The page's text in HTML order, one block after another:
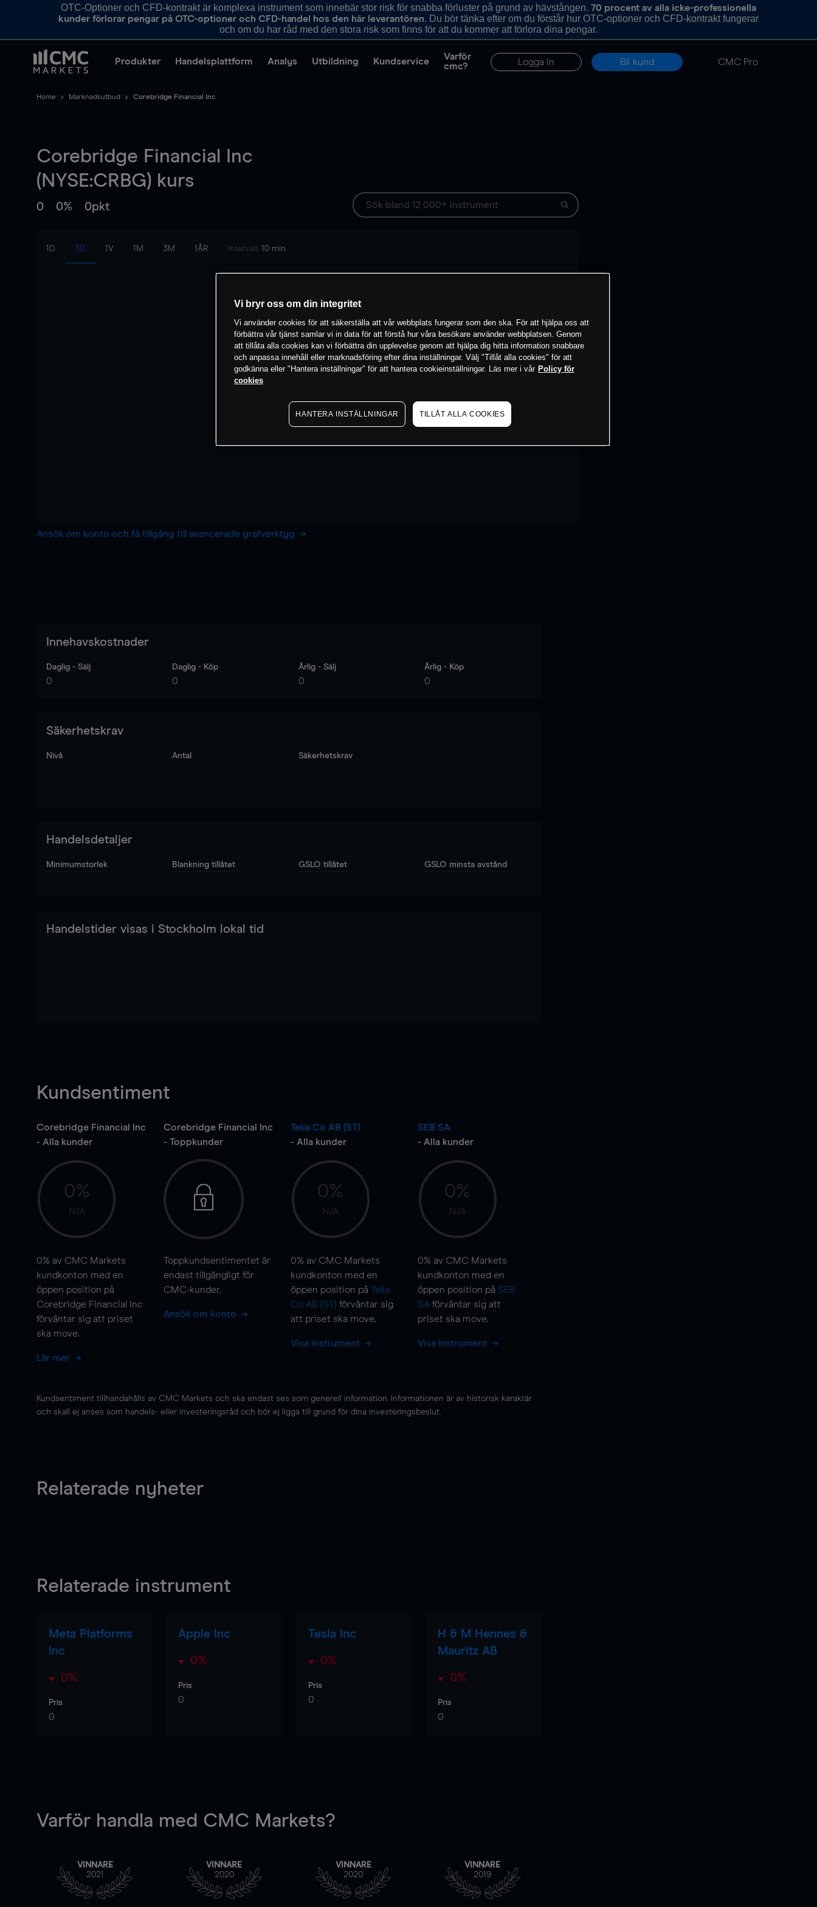
OTC-Optioner och CFD-kontrakt är komplexa instrument som innebär stor risk för snabba förluster på grund av hävstången. 70 procent av alla icke-professionella
kunder förlorar pengar på OTC-optioner och CFD-handel hos den här leverantören. Du bör tänka efter om du förstår hur OTC-optioner och CFD-kontrakt fungerar
och om du har råd med den stora risk som finns för att du kommer att förlora dina pengar.
Produkter Handelsplattform Analys Utbildning Kundservice
Varför
cmc?
Logga in Bli kund CMC Pro
Home Marknadsutbud Corebridge Financial Inc
Corebridge Financial Inc
(NYSE:CRBG) kurs
0 0% 0pkt
1D 3D 1V 1M 3M 1ÅR Intervall: 10 min
Ansök om konto och få tillgång till avancerade grafverktyg
Innehavskostnader
Daglig - Sälj
0
Daglig - Köp
0
Årlig - Sälj
0
Årlig - Köp
0
Säkerhetskrav
Nivå Antal Säkerhetskrav
Handelsdetaljer
Minimumstorlek Blankning tillåtet GSLO tillåtet GSLO minsta avstånd
Handelstider visas i Stockholm lokal tid
Kundsentiment
Corebridge Financial Inc
- Alla kunder
0%
N/A
0% av CMC Markets
kundkonton med en
öppen position på
Corebridge Financial Inc
förväntar sig att priset
ska move.
Lär mer
Corebridge Financial Inc
- Toppkunder
Toppkundsentimentet är
endast tillgängligt för
CMC-kunder.
Ansök om konto
Telia Co AB (ST)
- Alla kunder
0%
N/A
0% av CMC Markets
kundkonton med en
öppen position på Telia
Co AB (ST) förväntar sig
att priset ska move.
Visa instrument
SEB SA
- Alla kunder
0%
N/A
0% av CMC Markets
kundkonton med en
öppen position på SEB
SA förväntar sig att
priset ska move.
Visa instrument
Kundsentiment tillhandahålls av CMC Markets och ska endast ses som generell information. Informationen är av historisk karaktär
och skall ej anses som handels- eller investeringsråd och bör ej ligga till grund för dina investeringsbeslut.
Relaterade nyheter
Relaterade instrument
Meta Platforms
Inc
0%
Pris
0
Apple Inc
0%
Pris
0
Tesla Inc
0%
Pris
0
H & M Hennes &
Mauritz AB
0%
Pris
0
Varför handla med CMC Markets?
VINNARE
2021
VINNARE
2020
VINNARE
2020
VINNARE
2019
Vi bryr oss om din integritet
Vi använder cookies för att säkerställa att vår webbplats fungerar som den ska. För att hjälpa oss att
förbättra vår tjänst samlar vi in data för att förstå hur våra besökare använder webbplatsen. Genom
att tillåta alla cookies kan vi förbättra din upplevelse genom att hjälpa dig hitta information snabbare
och anpassa innehåll eller marknadsföring efter dina inställningar. Välj "Tillåt alla cookies" för att
godkänna eller "Hantera inställningar" för att hantera cookieinställningar. Läs mer i vår Policy för
cookies
HANTERA INSTÄLLNINGAR TILLÅT ALLA COOKIES